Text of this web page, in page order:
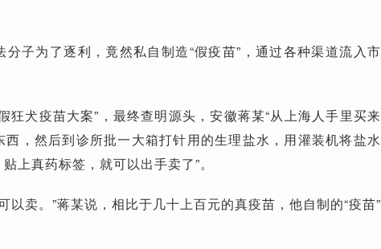
子为了逐利，竟然私自制造“假疫苗”，通过各种渠道流入市
狂犬疫苗大案”，最终查明源头，安徽蒋某“从上海人手里买来
，然后到诊所批一大箱打针用的生理盐水，用灌装机将盐水
上真药标签，就可以出手卖了”。
以卖。”蒋某说，相比于几十上百元的真疫苗，他自制的“疫苗”